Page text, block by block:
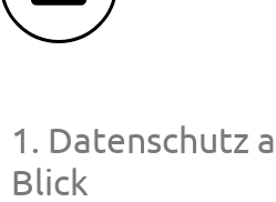
Das passiert mit deinen Daten bei uns
1. Datenschutz
Blick